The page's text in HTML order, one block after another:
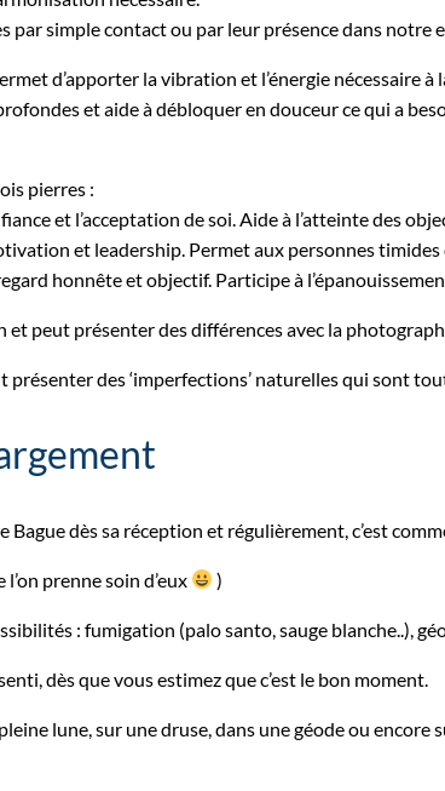
par simple contact ou par leur présence dans notre
d’apporter la vibration et l’énergie nécessaire à
et aide à débloquer en douceur ce qui a
pierres :
et l’acceptation de soi. Aide à l’atteinte des
et leadership. Permet aux personnes timides
honnête et objectif. Participe à
et peut présenter des différences avec la
des ‘imperfections’ naturelles qui sont
dès sa réception et régulièrement, c’est
prenne soin d’eux )
: fumigation (palo santo, sauge blanche..),
dès que vous estimez que c’est le bon moment.
lune, sur une druse, dans une géode ou encore